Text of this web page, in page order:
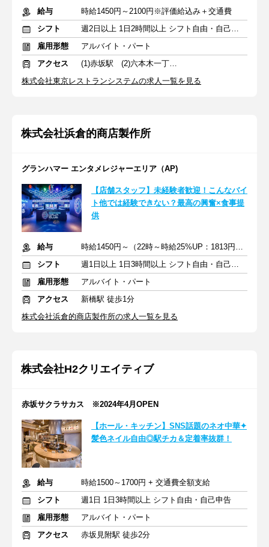
給与
時給1450円～2100円※評価給込み＋交通費
シフト
週2日以上 1日2時間以上 シフト自由・自己申告
雇用形態
アルバイト・パート
アクセス
(1)赤坂駅 (2)六本木一丁目駅
株式会社東京レストランシステムの求人一覧を見る
株式会社浜倉的商店製作所
グランハマー エンタメレジャーエリア（AP)
【店舗スタッフ】未経験者歓迎！こんなバイ
ト他では経験できない？最高の興奮×食事提
供
給与
時給1450円～（22時～時給25%UP：1813円～)＋交通費
シフト
週1日以上 1日3時間以上 シフト自由・自己申告
雇用形態
アルバイト・パート
アクセス
新橋駅 徒歩1分
株式会社浜倉的商店製作所の求人一覧を見る
株式会社H2クリエイティブ
赤坂サクラサカス ※2024年4月OPEN
【ホール・キッチン】SNS話題のネオ中華✦
髪色ネイル自由◎駅チカ＆定着率抜群！
給与
時給1500～1700円 + 交通費全額支給
シフト
週1日 1日3時間以上 シフト自由・自己申告
雇用形態
アルバイト・パート
アクセス
赤坂見附駅 徒歩2分